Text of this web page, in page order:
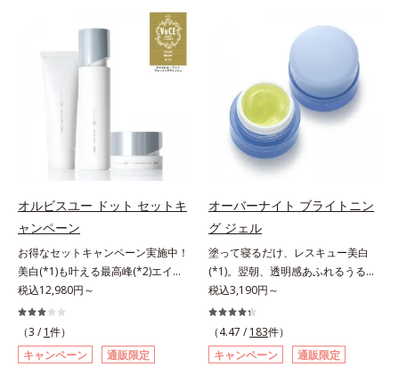
透スピードがアップ(*5)し、浸透し
にくい大人肌の深く(*3)まで素早く
届けます。真皮のコラーゲン産生を
悩みのシワを改善しながら、過剰な
メラニン生成を防ぎ未来のシミ・ソ
バカスを予防します。さらに独自研
究に基づいた浸透型ハリ保湿成分
(*6)で大人肌にハリ感をプラス。す
で、"顔全体にご使用いただける設
計"。見えているシワはもちろん、
自分では気づきにくい死角のシワの
改善にも効果を発揮します。*1 メ
ラニンの生成を抑え、シミ・ソバカ
スを防ぐ*2 ナイアシンアミド（有
効成分）、水添大豆リン脂質、フィ
トステロール、水（基剤）、
BG（保湿）*3 角層まで*4 K石けん
処するのではなく、肌で起きている
ことの根本原因に着目。加齢ととも
に現れる年齢サインについて研究を
進めたところ、弾力感のない状態で
ある「ハリのなさ」や、くすみ(*6)
などが現れている状態である「透明
感のなさ」が、大人の肌印象に大き
な影響を与えていることがわかりま
した。そこでオルビスユー ドット
シリーズは美容成分(*7)として
「G.D.F.アクティベーター(*8)」を
配合。そして、従来から配合してい
る美白(*1)有効成分「トラネキサム
酸」を配合しました。さらに、シリ
ーズ共通の美容成分「GLルートブ
ースター(*9)」を配合することで、
肌のふっくら感や透明感を叶えま
す。美白ケアしながら多角的なエイ
ジングケアが叶うシリーズに。3ス
オルビスユー ドット セットキ
ャンペーン
お得なセットキャンペーン実施中！
美白(*1)も叶える最高峰(*2)エイジ
ングケア(*3)。ハリも透明感(*4)も
結果主義。年齢サイン(*5)の因子に
着目した肌科学エイジングケア(*3)
シリーズ。オルビスユー ドットシ
リーズは、年齢による肌悩み一つ一
税込12,980円～
（3 / 1件）
キャンペーン
通販限定
オーバーナイト ブライトニン
グ ジェル
塗って寝るだけ、レスキュー美白
(*1)。翌朝、透明感あふれるうるぷ
る肌を叶える、お守り涼感ジェルパ
ック。紫外線を浴びた日の夜は、ひ
んやり気持ちいいジェルでお肌をレ
スキュー！ メラニンの産生指令が
活発になる夜の肌環境に着目して、
税込3,190円～
（4.47 / 183件）
キャンペーン
通販限定